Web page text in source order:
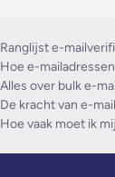
Ranglijst e-
Hoe e-
Alles over bulk e-
De kracht van e-
Hoe vaak moet ik